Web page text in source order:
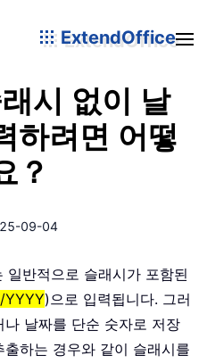
ExtendOffice
시 없이 날
하려면 어떻
？
09-04
반적으로 슬래시가 포함된
YYYY)으로 입력됩니다. 그러
날짜를 단순 숫자로 저장
하는 경우와 같이 슬래시를